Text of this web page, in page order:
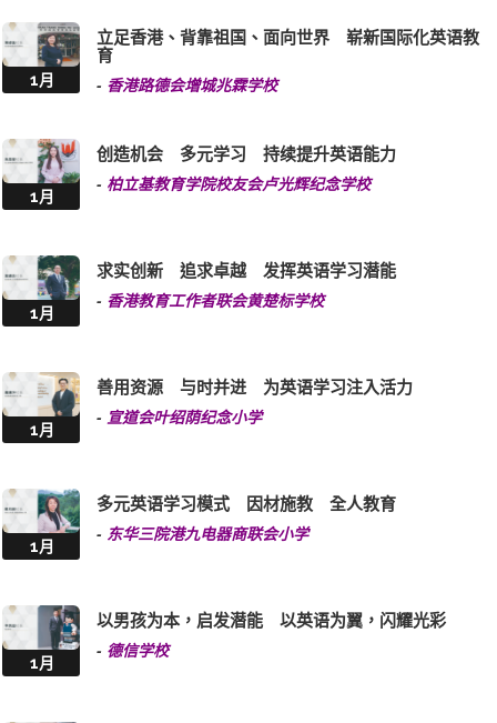
1月
立足香港、背靠祖国、面向世界 崭新国际化英语教
育
- 香港路德会增城兆霖学校
1月
创造机会 多元学习 持续提升英语能力
- 柏立基教育学院校友会卢光辉纪念学校
1月
求实创新 追求卓越 发挥英语学习潜能
- 香港教育工作者联会黄楚标学校
1月
善用资源 与时并进 为英语学习注入活力
- 宣道会叶绍荫纪念小学
1月
多元英语学习模式 因材施教 全人教育
- 东华三院港九电器商联会小学
1月
以男孩为本，启发潜能 以英语为翼，闪耀光彩
- 德信学校